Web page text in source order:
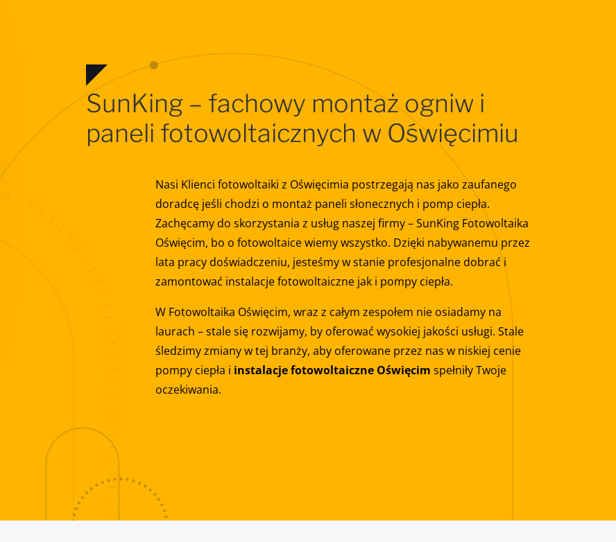
SunKing – fachowy montaż ogniw i
paneli fotowoltaicznych w Oświęcimiu
Nasi Klienci fotowoltaiki z Oświęcimia postrzegają nas jako zaufanego
doradcę jeśli chodzi o montaż paneli słonecznych i pomp ciepła.
Zachęcamy do skorzystania z usług naszej firmy – SunKing Fotowoltaika
Oświęcim, bo o fotowoltaice wiemy wszystko. Dzięki nabywanemu przez
lata pracy doświadczeniu, jesteśmy w stanie profesjonalne dobrać i
zamontować instalacje fotowoltaiczne jak i pompy ciepła.
W Fotowoltaika Oświęcim, wraz z całym zespołem nie osiadamy na
laurach – stale się rozwijamy, by oferować wysokiej jakości usługi. Stale
śledzimy zmiany w tej branży, aby oferowane przez nas w niskiej cenie
pompy ciepła i instalacje fotowoltaiczne Oświęcim spełniły Twoje
oczekiwania.